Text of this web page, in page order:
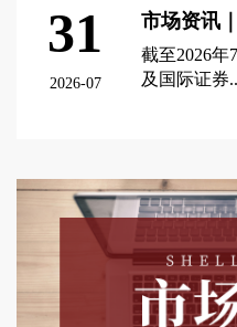
31
2026-07
市场资讯
截至2026年
及国际证券